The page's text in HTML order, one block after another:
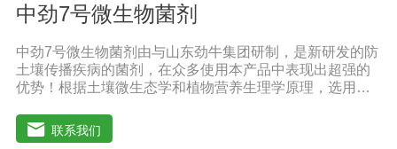
中劲7号微生物菌剂
中劲7号微生物菌剂由与山东劲牛集团研制，是新研发的防
土壤传播疾病的菌剂，在众多使用本产品中表现出超强的
优势！根据土壤微生态学和植物营养生理学原理，选用有
而成的农用生物制剂。它利用微生物自身的寄生作用，并
释放出对土壤传播疾病和植物疾病、对细菌、真菌等具有
联系我们